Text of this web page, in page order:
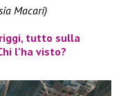
Macari)
tutto sulla
l’ha visto?